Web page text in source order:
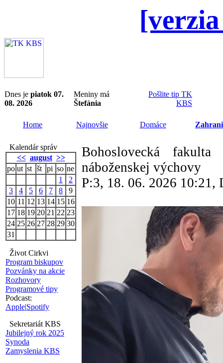
Dnes je piatok 07.
08. 2026
Meniny má
Štefánia
Pošlite tip TK
KBS
Home Najnovšie Domáce
Kalendár správ
<< august >>
po ut st št pi so ne
1
2
3
4 5 6 7 8
9
10 11 12 13 14 15 16
17 18 19 20 21 22 23
24 25 26 27 28 29 30
31
Život Cirkvi
Program biskupov
Pozvánky na akcie
Rozhovory
Programové tipy
Podcast:
Apple|Spotify
Sekretariát KBS
Jubilejný rok 2025
Synoda
Zamyslenia KBS
Bohoslovecká
náboženskej výchovy
P:3, 18. 06. 2026 10:21,